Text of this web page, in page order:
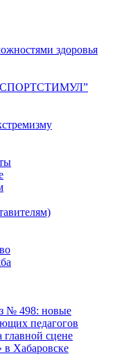
здоровья
“СПОРТСТИМУЛ”
№ 498: новые
педагогов